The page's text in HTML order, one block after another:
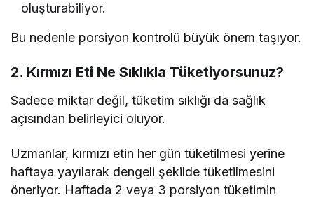
oluşturabiliyor.
Bu nedenle porsiyon kontrolü büyük önem taşıyor.
2. Kırmızı Eti Ne Sıklıkla Tüketiyorsunuz?
Sadece miktar değil, tüketim sıklığı da sağlık
açısından belirleyici oluyor.
Uzmanlar, kırmızı etin her gün tüketilmesi yerine
haftaya yayılarak dengeli şekilde tüketilmesini
öneriyor. Haftada 2 veya 3 porsiyon tüketimin